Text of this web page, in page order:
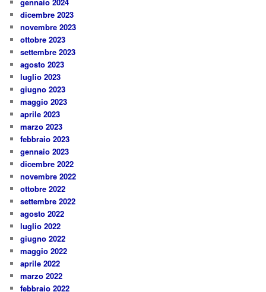
dicembre 2023
novembre 2023
ottobre 2023
settembre 2023
agosto 2023
luglio 2023
giugno 2023
maggio 2023
aprile 2023
marzo 2023
febbraio 2023
gennaio 2023
dicembre 2022
novembre 2022
ottobre 2022
settembre 2022
agosto 2022
luglio 2022
giugno 2022
maggio 2022
aprile 2022
marzo 2022
febbraio 2022